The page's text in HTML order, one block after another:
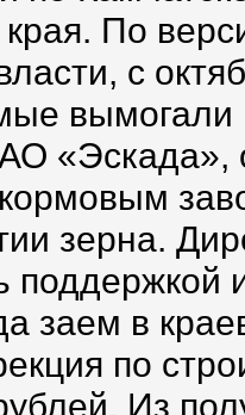
края. По
с
вымогали
«Эскада»,
зерна.
поддержкой
заем в
по
Из